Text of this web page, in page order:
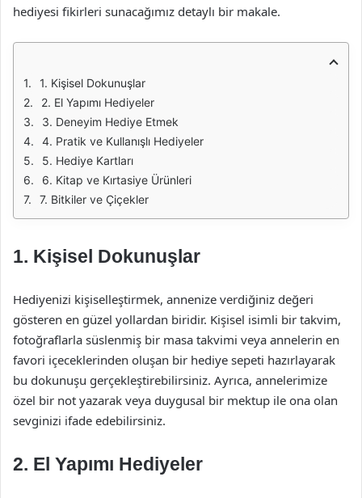
hediyesi fikirleri sunacağımız detaylı bir makale.
1. Kişisel Dokunuşlar
2. El Yapımı Hediyeler
3. Deneyim Hediye Etmek
4. Pratik ve Kullanışlı Hediyeler
5. Hediye Kartları
6. Kitap ve Kırtasiye Ürünleri
7. Bitkiler ve Çiçekler
1. Kişisel Dokunuşlar
Hediyenizi kişiselleştirmek, annenize verdiğiniz değeri
gösteren en güzel yollardan biridir. Kişisel isimli bir takvim,
fotoğraflarla süslenmiş bir masa takvimi veya annelerin en
favori içeceklerinden oluşan bir hediye sepeti hazırlayarak
bu dokunuşu gerçekleştirebilirsiniz. Ayrıca, annelerimize
özel bir not yazarak veya duygusal bir mektup ile ona olan
sevginizi ifade edebilirsiniz.
2. El Yapımı Hediyeler